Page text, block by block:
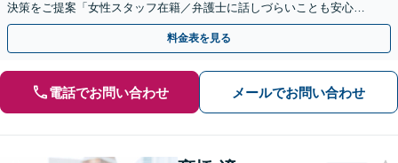
決策をご提案「女性スタッフ在籍／弁護士に話しづらいことも安心」
「熟年離婚のご相談お受けします」【完全個室相談】
料金表を見る
電話でお問い合わせ メールでお問い合わせ